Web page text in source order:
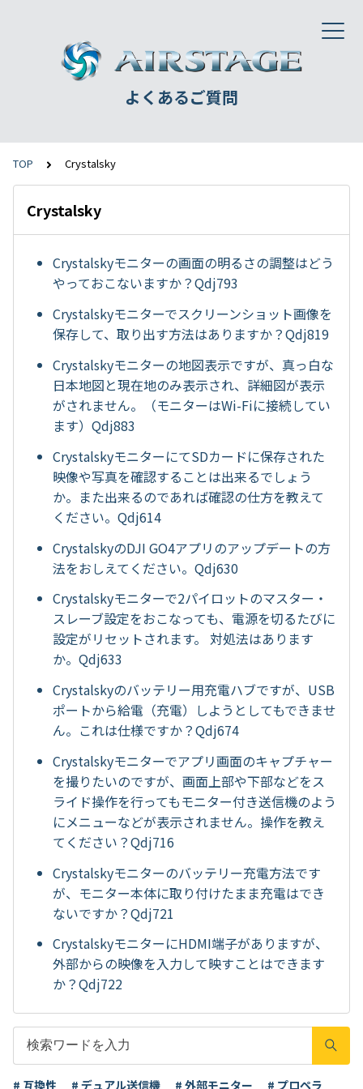
よくあるご質問
TOP Crystalsky
Crystalsky
Crystalskyモニターの画面の明るさの調整はどう
やっておこないますか？Qdj793
Crystalskyモニターでスクリーンショット画像を
保存して、取り出す方法はありますか？Qdj819
Crystalskyモニターの地図表示ですが、真っ白な
日本地図と現在地のみ表示され、詳細図が表示
がされません。（モニターはWi-Fiに接続してい
ます）Qdj883
CrystalskyモニターにてSDカードに保存された
映像や写真を確認することは出来るでしょう
か。また出来るのであれば確認の仕方を教えて
ください。Qdj614
CrystalskyのDJI GO4アプリのアップデートの方
法をおしえてください。Qdj630
Crystalskyモニターで2パイロットのマスター・
スレーブ設定をおこなっても、電源を切るたびに
設定がリセットされます。 対処法はあります
か。Qdj633
Crystalskyのバッテリー用充電ハブですが、USB
ポートから給電（充電）しようとしてもできませ
ん。これは仕様ですか？Qdj674
Crystalskyモニターでアプリ画面のキャプチャー
を撮りたいのですが、画面上部や下部などをス
ライド操作を行ってもモニター付き送信機のよう
にメニューなどが表示されません。操作を教え
てください？Qdj716
Crystalskyモニターのバッテリー充電方法です
が、モニター本体に取り付けたまま充電はでき
ないですか？Qdj721
CrystalskyモニターにHDMI端子がありますが、
外部からの映像を入力して映すことはできます
か？Qdj722
# 互換性 # デュアル送信機 # 外部モニター # プロペラ